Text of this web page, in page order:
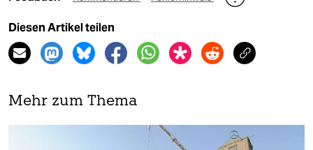
Diesen Artikel teilen
Mehr zum Thema